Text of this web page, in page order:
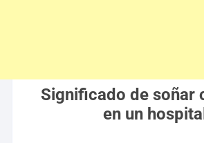
Significado de soñar
en un hospital